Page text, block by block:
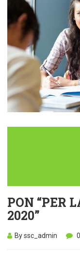
PON “PER
2020”
By ssc_admin